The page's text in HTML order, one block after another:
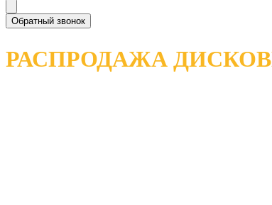
Обратный звонок
РАСПРОДАЖА